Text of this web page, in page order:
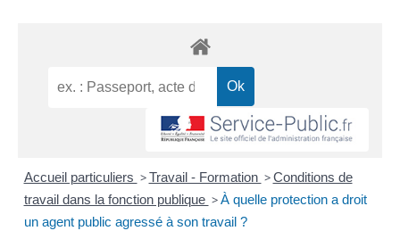
Accueil particuliers > Travail - Formation > Conditions de
travail dans la fonction publique > À quelle protection a droit
un agent public agressé à son travail ?